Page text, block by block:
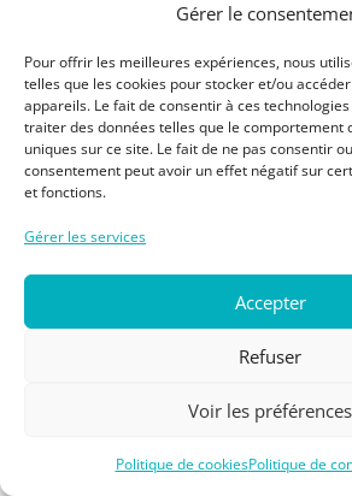
Gérer le
Pour offrir les meilleures expériences, nous
telles que les cookies pour stocker et/ou
appareils. Le fait de consentir à ces
traiter des données telles que le comportement
uniques sur ce site. Le fait de ne pas consentir
consentement peut avoir un effet négatif sur
et fonctions.
Gérer les services
Accepter
Refuser
Voir les préférences
Politique de cookiesPolitique de
Unleash a Better
Vivez une véritable
Niyamaavec le programme
Unleash A Better You – The
Un voyage sur mesure, à la croisée
besoins de votre corps et de
programme idéal parmi une